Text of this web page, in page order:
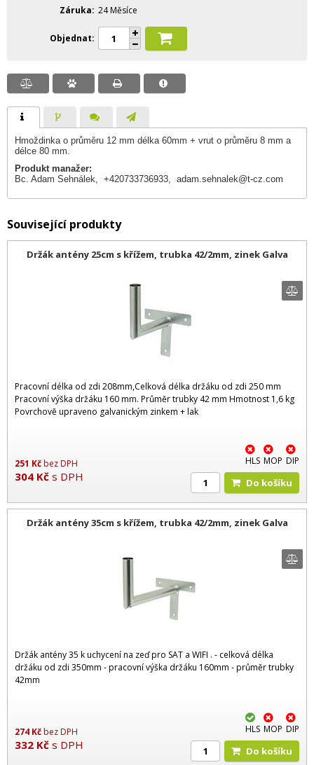
Záruka 24 Měsíce
Objednat
Hmoždinka o průměru 12 mm délka 60mm + vrut o průměru 8 mm a
délce 80 mm.
Produkt manažer:
Bc. Adam Sehnálek, +420733736933, adam.sehnalek@t-cz.com
Související produkty
Držák antény 25cm s křížem, trubka 42/2mm, zinek Galva
Pracovní délka od zdi 208mm,Celková délka držáku od zdi 250 mm
Pracovní výška držáku 160 mm. Průměr trubky 42 mm Hmotnost 1,6 kg
Povrchově upraveno galvanickým zinkem + lak
251 Kčbez DPH
304 Kč s DPH
HLS MOP DIP
Do košíku
Držák antény 35cm s křížem, trubka 42/2mm, zinek Galva
Držák antény 35 k uchycení na zeď pro SAT a WIFI . - celková délka
držáku od zdi 350mm - pracovní výška držáku 160mm - průměr trubky
42mm
274 Kčbez DPH
332 Kč s DPH
HLS MOP DIP
Do košíku